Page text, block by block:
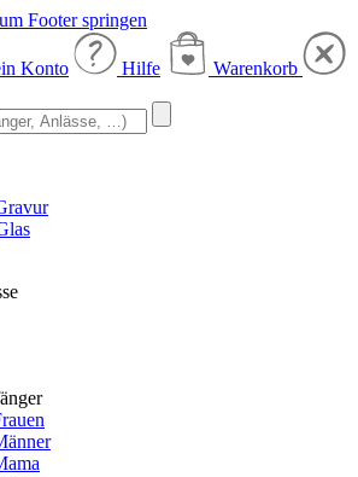
Footer springen
Konto Hilfe
Warenkorb